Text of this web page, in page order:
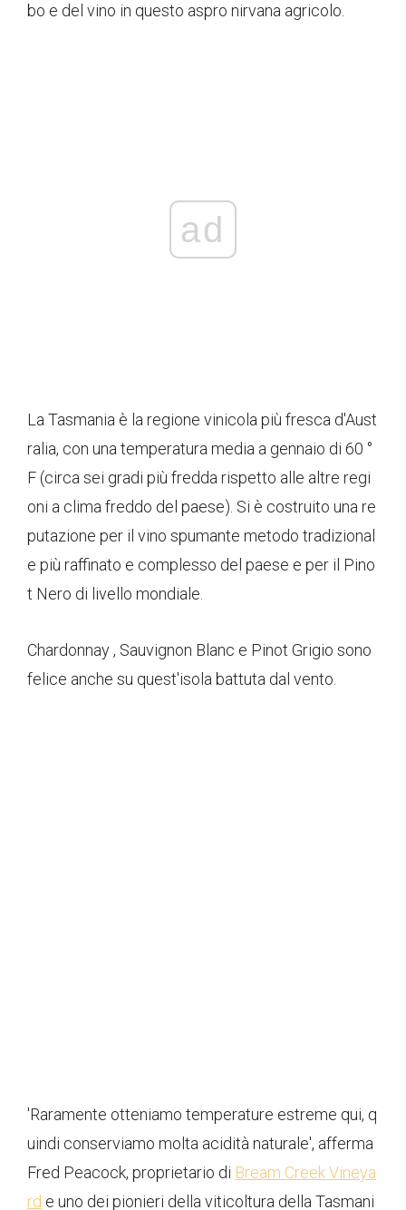
bo e del vino in questo aspro nirvana agricolo.
ad
La Tasmania è la regione vinicola più fresca d'Aust
ralia, con una temperatura media a gennaio di 60 °
F (circa sei gradi più fredda rispetto alle altre regi
oni a clima freddo del paese). Si è costruito una re
putazione per il vino spumante metodo tradizional
e più raffinato e complesso del paese e per il Pino
t Nero di livello mondiale.
Chardonnay , Sauvignon Blanc e Pinot Grigio sono
felice anche su quest'isola battuta dal vento.
'Raramente otteniamo temperature estreme qui, q
uindi conserviamo molta acidità naturale', afferma
Fred Peacock, proprietario di Bream Creek Vineya
rd e uno dei pionieri della viticoltura della Tasmani